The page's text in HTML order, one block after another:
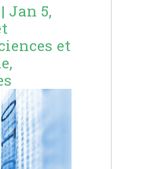
Jan 5,
et
,